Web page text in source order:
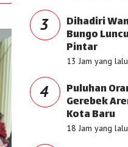
3 Dihadiri
Bungo
Pintar
13 Jam yang lalu
4 Puluhan
Gerebek
Kota Baru
18 Jam yang lalu